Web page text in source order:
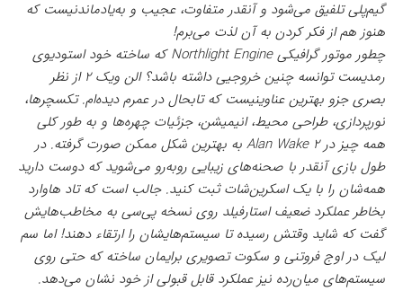
گیم‌پلی تلفیق می‌شود و آنقدر متفاوت، عجیب و به‌یادماندنیست که
هنوز هم از فکر کردن به آن لذت می‌برم!
چطور موتور گرافیکی Northlight Engine که ساخته خود استودیوی
رمدیست توانسه چنین خروجیی داشته باشد؟ الن ویک ۲ از نظر
بصری جزو بهترین عناوینیست که تابحال در عمرم دیده‌ام. تکسچرها،
نورپردازی، طراحی محیط، انیمیشن، جزئیات چهره‌‌ها و به طور کلی
همه چیز در Alan Wake 2 به بهترین شکل ممکن صورت گرفته. در
طول بازی آنقدر با صحنه‌های زیبایی روبه‌رو می‌شوید که دوست دارید
همه‌شان را با یک اسکرین‌شات ثبت کنید. جالب است که تاد هاوارد
بخاطر عملکرد ضعیف استارفیلد روی نسخه پی‌سی به مخاطب‌هایش
گفت که شاید وقتش رسیده تا سیستم‌هایشان را ارتقاء دهند! اما سم
لیک در اوج فروتنی و سکوت تصویری برایمان ساخته که حتی روی
سیستم‌های میان‌رده نیز عملکرد قابل قبولی از خود نشان می‌دهد.